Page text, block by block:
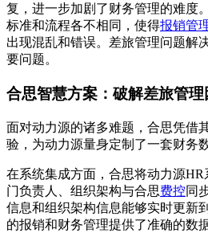
复，进一步加剧了财务管理的难度
标准和流程各不相同，使得报销管
出现混乱和错误。差旅管理问题解
要问题。
合思智慧方案：破解差旅管理
面对动力源的诸多难题，合思凭借
验，为动力源量身定制了一套财务
在系统集成方面，合思将动力源
门负责人、组织架构与合思费控同
信息和组织架构信息能够实时更新
的报销和财务管理提供了准确的数